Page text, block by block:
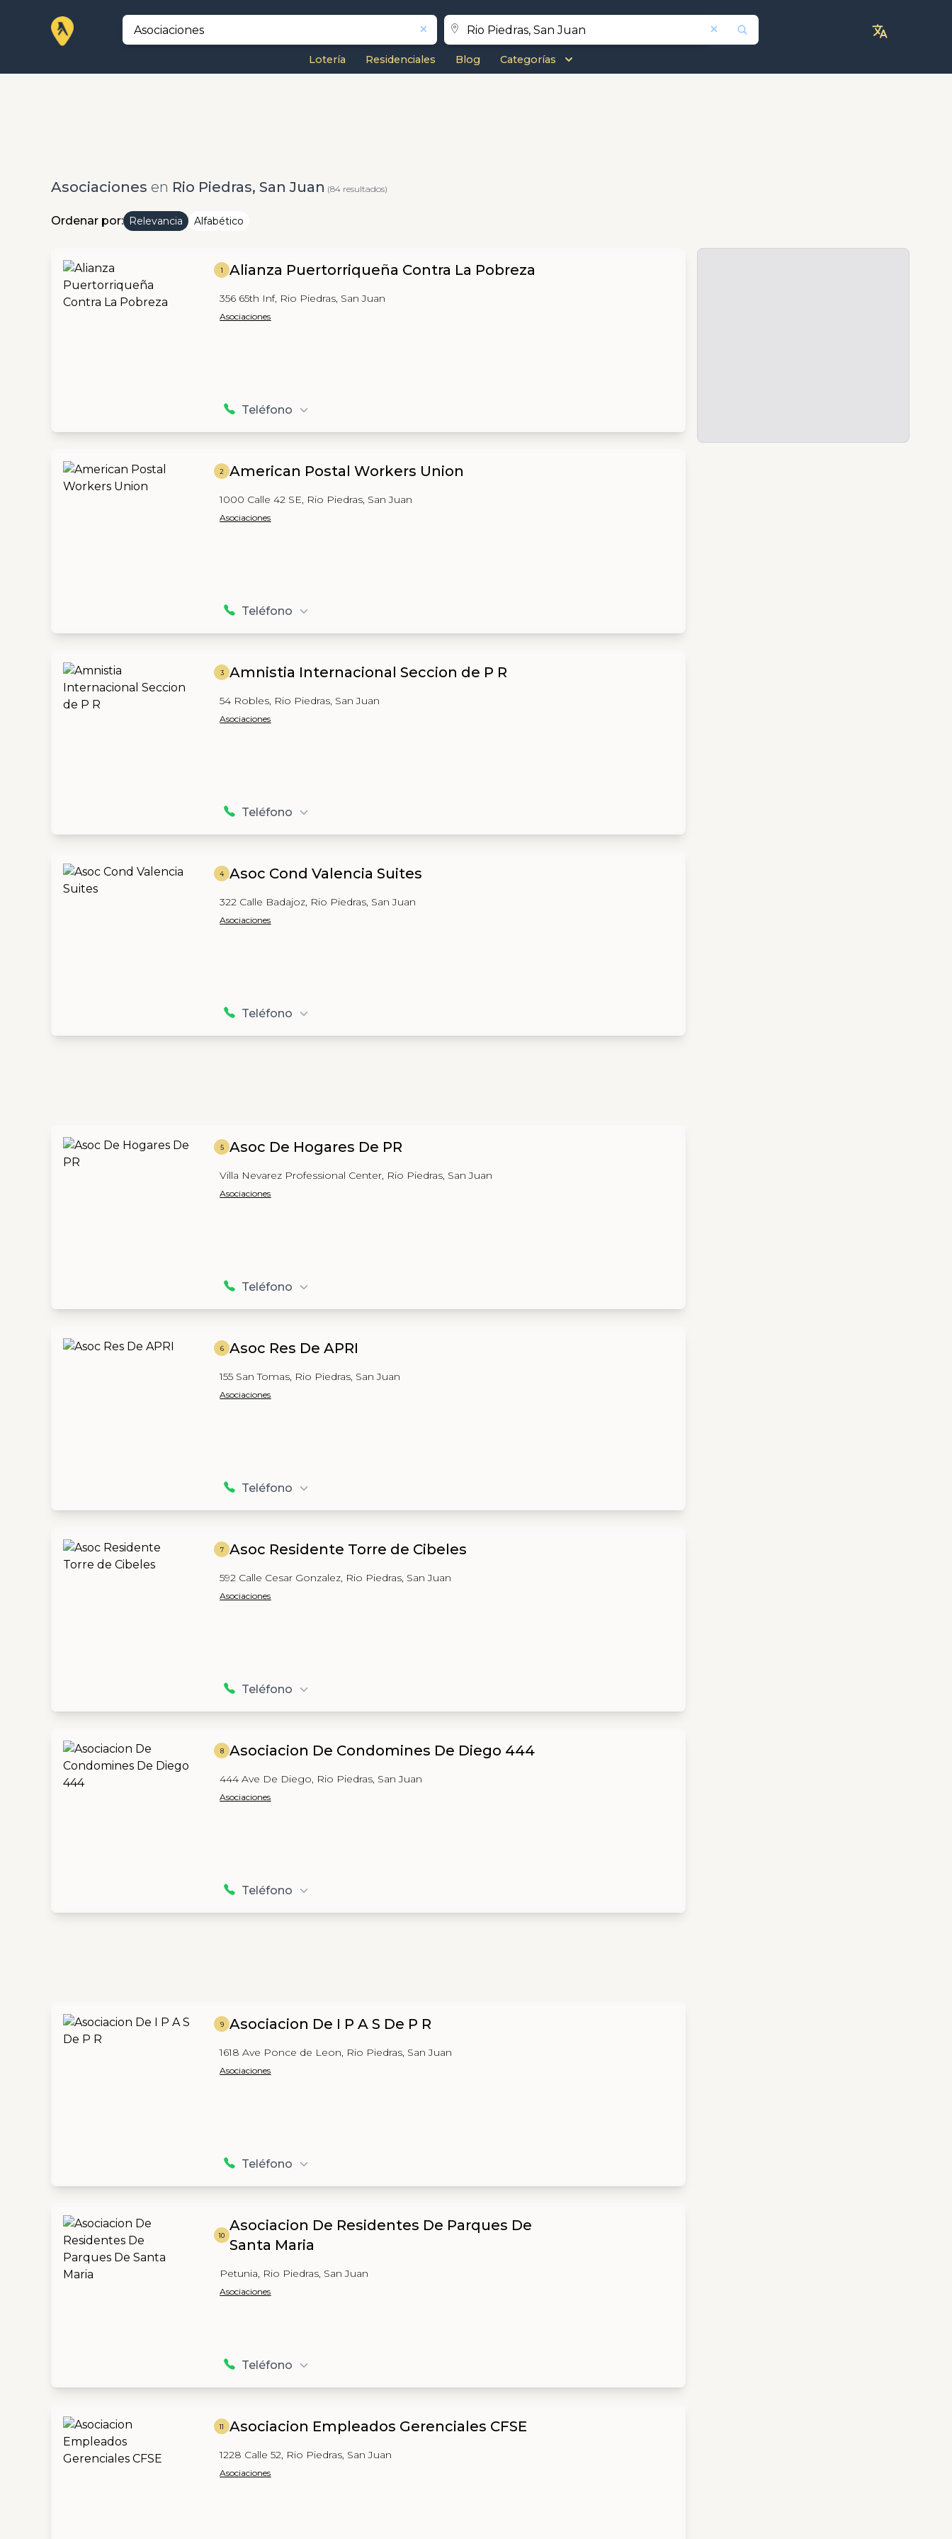
Lotería Residenciales Blog Categorías
Asociaciones en Rio Piedras, San Juan (84 resultados)
Ordenar por: Relevancia Alfabético
1 Alianza Puertorriqueña Contra La Pobreza
356 65th Inf, Rio Piedras, San Juan
Asociaciones
Teléfono
2 American Postal Workers Union
1000 Calle 42 SE, Rio Piedras, San Juan
Asociaciones
Teléfono
3 Amnistia Internacional Seccion de P R
54 Robles, Rio Piedras, San Juan
Asociaciones
Teléfono
4 Asoc Cond Valencia Suites
322 Calle Badajoz, Rio Piedras, San Juan
Asociaciones
Teléfono
5 Asoc De Hogares De PR
Villa Nevarez Professional Center, Rio Piedras, San Juan
Asociaciones
Teléfono
6 Asoc Res De APRI
155 San Tomas, Rio Piedras, San Juan
Asociaciones
Teléfono
7 Asoc Residente Torre de Cibeles
592 Calle Cesar Gonzalez, Rio Piedras, San Juan
Asociaciones
Teléfono
8 Asociacion De Condomines De Diego 444
444 Ave De Diego, Rio Piedras, San Juan
Asociaciones
Teléfono
9 Asociacion De I P A S De P R
1618 Ave Ponce de Leon, Rio Piedras, San Juan
Asociaciones
Teléfono
10
Asociacion De Residentes De Parques De
Santa Maria
Petunia, Rio Piedras, San Juan
Asociaciones
Teléfono
11 Asociacion Empleados Gerenciales CFSE
1228 Calle 52, Rio Piedras, San Juan
Asociaciones